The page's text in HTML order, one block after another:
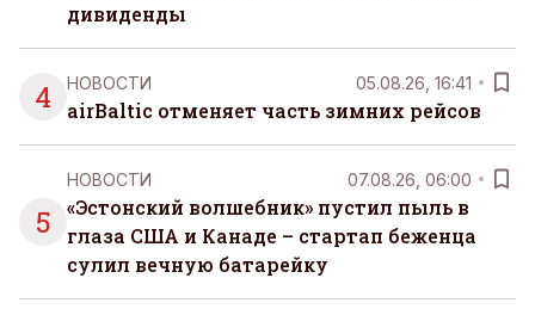
дивиденды
4 НОВОСТИ 05.08.26, 16:41
airBaltic отменяет часть зимних рейсов
5
НОВОСТИ 07.08.26, 06:00
«Эстонский волшебник» пустил пыль в
глаза США и Канаде – стартап беженца
сулил вечную батарейку